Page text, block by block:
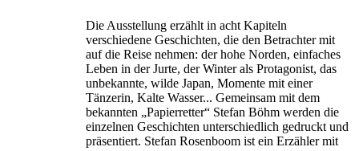
Die Ausstellung erzählt in acht Kapiteln
verschiedene Geschichten, die den Betrachter mit
auf die Reise nehmen: der hohe Norden, einfaches
Leben in der Jurte, der Winter als Protagonist, das
unbekannte, wilde Japan, Momente mit einer
Tänzerin, Kalte Wasser... Gemeinsam mit dem
bekannten „Papierretter“ Stefan Böhm werden die
einzelnen Geschichten unterschiedlich gedruckt und
präsentiert. Stefan Rosenboom ist ein Erzähler mit